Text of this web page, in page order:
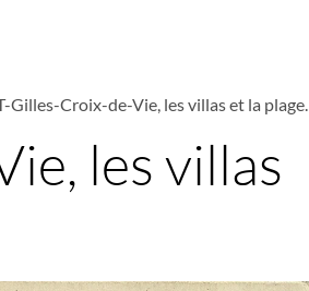
Gilles-Croix-de-Vie, les villas et la plage.
les villas